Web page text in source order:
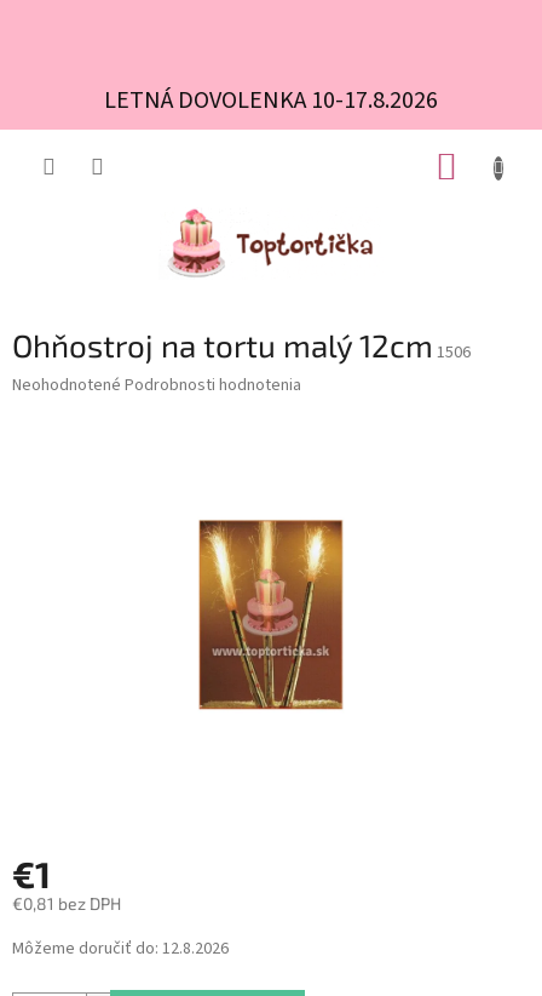
LETNÁ DOVOLENKA 10-17.8.2026
Ohňostroj na tortu malý 12cm 1506
Priemerné
Neohodnotené Podrobnosti hodnotenia
€1
€0,81 bez DPH
Jednotková
cena:
Môžeme doručiť do: 12.8.2026